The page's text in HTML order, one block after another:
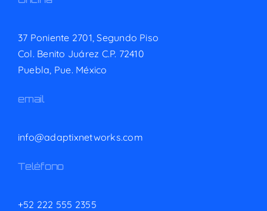
37 Poniente 2701, Segundo Piso
Col. Benito Juárez C.P. 72410
Puebla, Pue. México
email
info@adaptixnetworks.com
Teléfono
+52 222 555 2355